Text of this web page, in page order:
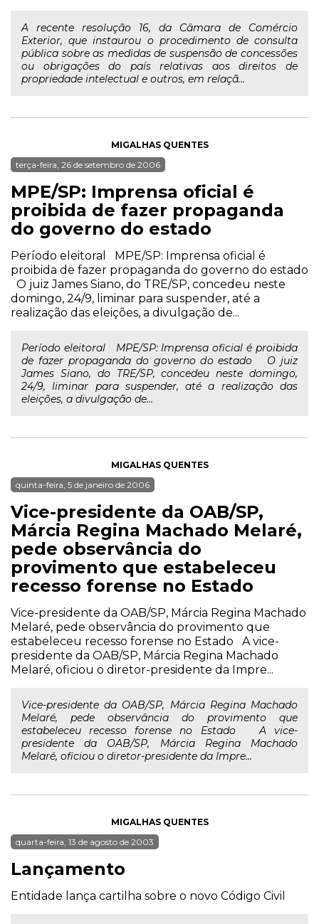
A recente resolução 16, da Câmara de Comércio
Exterior, que instaurou o procedimento de consulta
pública sobre as medidas de suspensão de concessões
ou obrigações do país relativas aos direitos de
propriedade intelectual e outros, em relaçã...
MIGALHAS QUENTES
terça-feira, 26 de setembro de 2006
MPE/SP: Imprensa oficial é
proibida de fazer propaganda
do governo do estado
Período eleitoral MPE/SP: Imprensa oficial é
proibida de fazer propaganda do governo do estado
O juiz James Siano, do TRE/SP, concedeu neste
domingo, 24/9, liminar para suspender, até a
realização das eleições, a divulgação de...
Período eleitoral MPE/SP: Imprensa oficial é proibida
de fazer propaganda do governo do estado O juiz
James Siano, do TRE/SP, concedeu neste domingo,
24/9, liminar para suspender, até a realização das
eleições, a divulgação de...
MIGALHAS QUENTES
quinta-feira, 5 de janeiro de 2006
Vice-presidente da OAB/SP,
Márcia Regina Machado Melaré,
pede observância do
provimento que estabeleceu
recesso forense no Estado
Vice-presidente da OAB/SP, Márcia Regina Machado
Melaré, pede observância do provimento que
estabeleceu recesso forense no Estado A vice-
presidente da OAB/SP, Márcia Regina Machado
Melaré, oficiou o diretor-presidente da Impre...
Vice-presidente da OAB/SP, Márcia Regina Machado
Melaré, pede observância do provimento que
estabeleceu recesso forense no Estado A vice-
presidente da OAB/SP, Márcia Regina Machado
Melaré, oficiou o diretor-presidente da Impre...
MIGALHAS QUENTES
quarta-feira, 13 de agosto de 2003
Lançamento
Entidade lança cartilha sobre o novo Código Civil